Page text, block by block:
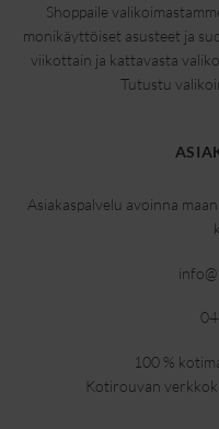
Shoppaile
monikäyttöiset asusteet ja
viikottain ja kattavasta
Tutustu
Asiakaspalvelu avoinna
100 %
Kotirouvan